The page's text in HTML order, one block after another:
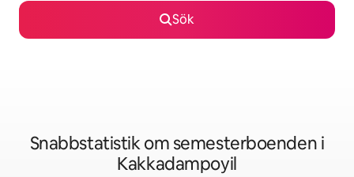
Sök
Snabbstatistik om semesterboenden i
Kakkadampoyil